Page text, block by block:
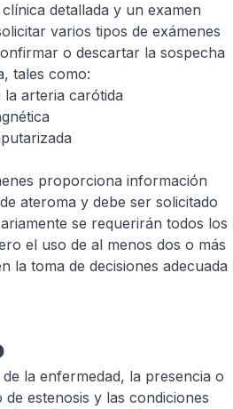
detallada y un examen
varios tipos de exámenes
o descartar la sospecha
tales como:
arteria carótida
proporciona información
ateroma y debe ser solicitado
se requerirán todos los
el uso de al menos dos o más
la toma de decisiones adecuada
la enfermedad, la presencia o
estenosis y las condiciones